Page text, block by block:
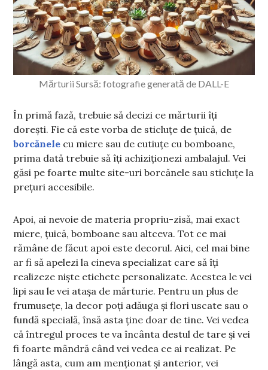
Mărturii Sursă: fotografie generată de DALL-E
În primă fază, trebuie să decizi ce mărturii îți
dorești. Fie că este vorba de sticluțe de țuică, de
borcănele cu miere sau de cutiuțe cu bomboane,
prima dată trebuie să îți achiziționezi ambalajul. Vei
găsi pe foarte multe site-uri borcănele sau sticluțe la
prețuri accesibile.
Apoi, ai nevoie de materia propriu-zisă, mai exact
miere, țuică, bomboane sau altceva. Tot ce mai
rămâne de făcut apoi este decorul. Aici, cel mai bine
ar fi să apelezi la cineva specializat care să îți
realizeze niște etichete personalizate. Acestea le vei
lipi sau le vei atașa de mărturie. Pentru un plus de
frumusețe, la decor poți adăuga și flori uscate sau o
fundă specială, însă asta ține doar de tine. Vei vedea
că întregul proces te va încânta destul de tare și vei
fi foarte mândră când vei vedea ce ai realizat. Pe
lângă asta, cum am menționat și anterior, vei